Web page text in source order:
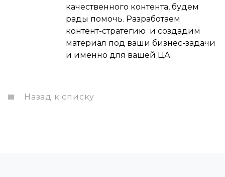
качественного контента, будем
рады помочь. Разработаем
контент-стратегию и создадим
материал под ваши бизнес-задачи
и именно для вашей ЦА.
Назад к списку